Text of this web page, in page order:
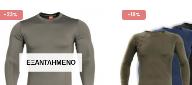
-23%
ΕΞΑΝΤΛΗΜΈΝΟ
-18%